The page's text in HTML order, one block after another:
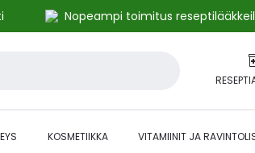
Nopeampi toimitus
KOSMETIIKKA VITAMIINIT JA